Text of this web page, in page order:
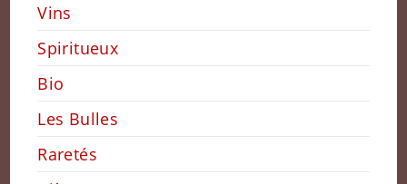
Vins
Spiritueux
Bio
Les Bulles
Raretés